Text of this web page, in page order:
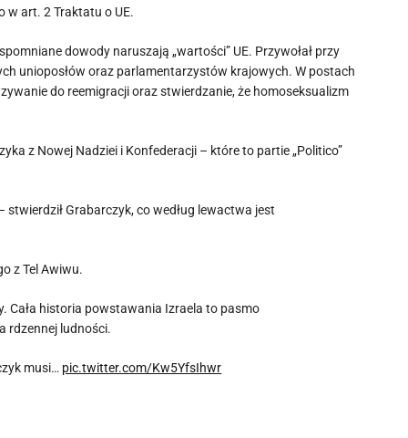
w art. 2 Traktatu o UE.
dowody naruszają „wartości” UE. Przywołał przy
unioposłów oraz parlamentarzystów krajowych. W postach
do reemigracji oraz stwierdzanie, że homoseksualizm
z Nowej Nadziei i Konfederacji – które to partie „Politico”
Grabarczyk, co według lewactwa jest
z Tel Awiwu.
Cała historia powstawania Izraela to pasmo
rdzennej ludności.
musi… pic.twitter.com/Kw5YfsIhwr